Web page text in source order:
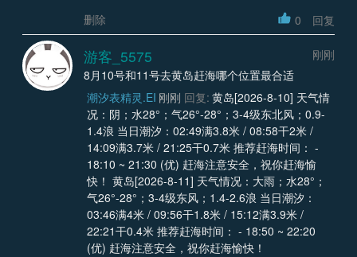
删除
0 回复
游客_5575
刚刚
8月10号和11号去黄岛赶海哪个位置最合适
潮汐表精灵.EI 刚刚 回复: 黄岛[2026-8-10] 天气情
况：阴；水28°；气26°-28°；3-4级东北风；0.9-
1.4浪 当日潮汐：02:49满3.8米 / 08:58干2米 /
14:09满3.7米 / 21:25干0.7米 推荐赶海时间： -
18:10 ~ 21:30 (优) 赶海注意安全，祝你赶海愉
快！ 黄岛[2026-8-11] 天气情况：大雨；水28°；
气26°-28°；3-4级东风；1.4-2.6浪 当日潮汐：
03:46满4米 / 09:56干1.8米 / 15:12满3.9米 /
22:21干0.4米 推荐赶海时间： - 18:50 ~ 22:20
(优) 赶海注意安全，祝你赶海愉快！